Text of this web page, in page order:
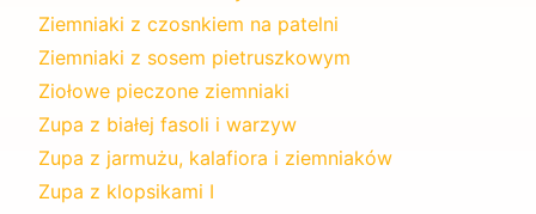
Ziemniaki z czosnkiem na patelni
Ziemniaki z sosem pietruszkowym
Ziołowe pieczone ziemniaki
Zupa z białej fasoli i warzyw
Zupa z jarmużu, kalafiora i ziemniaków
Zupa z klopsikami I